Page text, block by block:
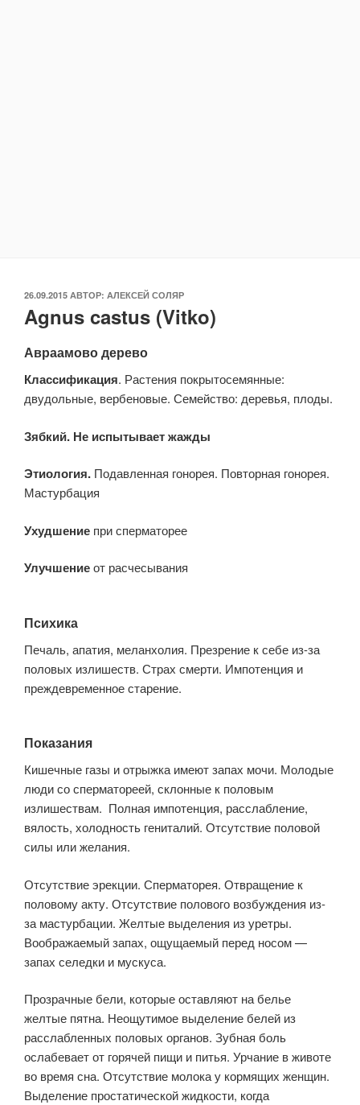
ОПУБЛИКОВАНО
26.09.2015 АВТОР: АЛЕКСЕЙ СОЛЯР
Agnus castus (Vitko)
Авраамово дерево
Классификация. Растения покрытосемянные:
двудольные, вербеновые. Семейство: деревья, плоды.
Зябкий. Не испытывает жажды
Этиология. Подавленная гонорея. Повторная гонорея.
Мастурбация
Ухудшение при сперматорее
Улучшениеот расчесывания
Психика
Печаль, апатия, меланхолия. Презрение к себе из-за
половых излишеств. Страх смерти. Импотенция и
преждевременное старение.
Показания
Кишечные газы и отрыжка имеют запах мочи. Молодые
люди со сперматореей, склонные к половым
излишествам. Полная импотенция, расслабление,
вялость, холодность гениталий. Отсутствие половой
силы или желания.
Отсутствие эрекции. Сперматорея. Отвращение к
половому акту. Отсутствие полового возбуждения из-
за мастурбации. Желтые выделения из уретры.
Воображаемый запах, ощущаемый перед носом —
запах селедки и мускуса.
Прозрачные бели, которые оставляют на белье
желтые пятна. Неощутимое выделение белей из
расслабленных половых органов. Зубная боль
ослабевает от горячей пищи и питья. Урчание в животе
во время сна. Отсутствие молока у кормящих женщин.
Выделение простатической жидкости, когда